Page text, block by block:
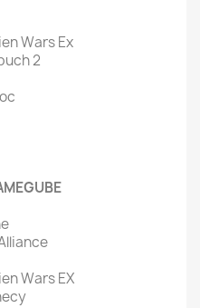
Wars Ex
2
Wars EX